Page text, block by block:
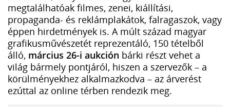
megtalálhatóak filmes, zenei, kiállítási,
propaganda- és reklámplakátok, falragaszok, vagy
éppen hirdetmények is. A múlt század magyar
grafikusművészetét reprezentáló, 150 tételből
álló, március 26-i aukción bárki részt vehet a
világ bármely pontjáról, hiszen a szervezők – a
körülményekhez alkalmazkodva – az árverést
ezúttal az online térben rendezik meg.